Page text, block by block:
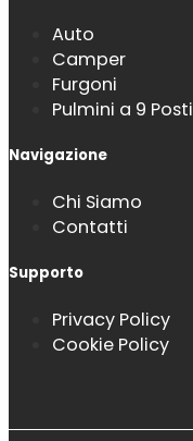
Auto
Camper
Furgoni
Pulmini a 9 Posti
Navigazione
Chi Siamo
Contatti
Supporto
Privacy Policy
Cookie Policy